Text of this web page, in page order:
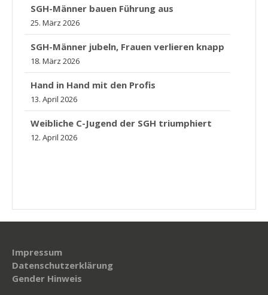
SGH-Männer bauen Führung aus
25. März 2026
SGH-Männer jubeln, Frauen verlieren knapp
18. März 2026
Hand in Hand mit den Profis
13. April 2026
Weibliche C-Jugend der SGH triumphiert
12. April 2026
Impressum
Datenschutzerklärung
Gender Hinweis